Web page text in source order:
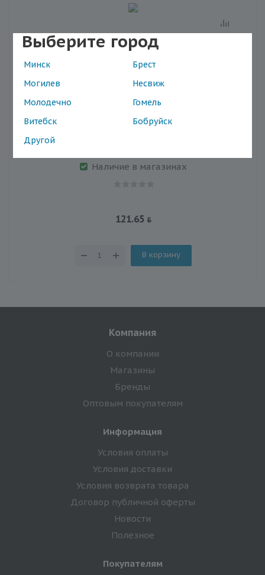
Выберите город
Минск
Брест
Могилев
Несвиж
Молодечно
Гомель
Витебск
Бобруйск
Другой
Ультрафиолетовый бактерицидный облучатель
Наличие в магазинах
121.65
В корзину
Компания
О компании
Магазины
Бренды
Оптовым покупателям
Информация
Условия оплаты
Условия доставки
Условия возврата товара
Договор публичной оферты
Новости
Полезное
Покупателям